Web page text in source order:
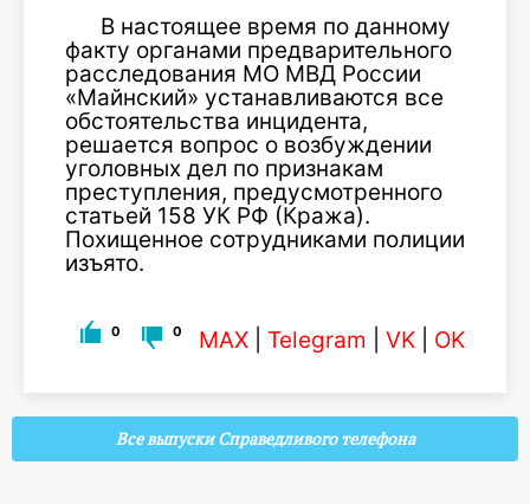
В настоящее время по данному
факту органами предварительного
расследования МО МВД России
«Майнский» устанавливаются все
обстоятельства инцидента,
решается вопрос о возбуждении
уголовных дел по признакам
преступления, предусмотренного
статьей 158 УК РФ (Кража).
Похищенное сотрудниками полиции
изъято.
0 0 MAX Telegram VK OK
Все выпуски Справедливого телефона